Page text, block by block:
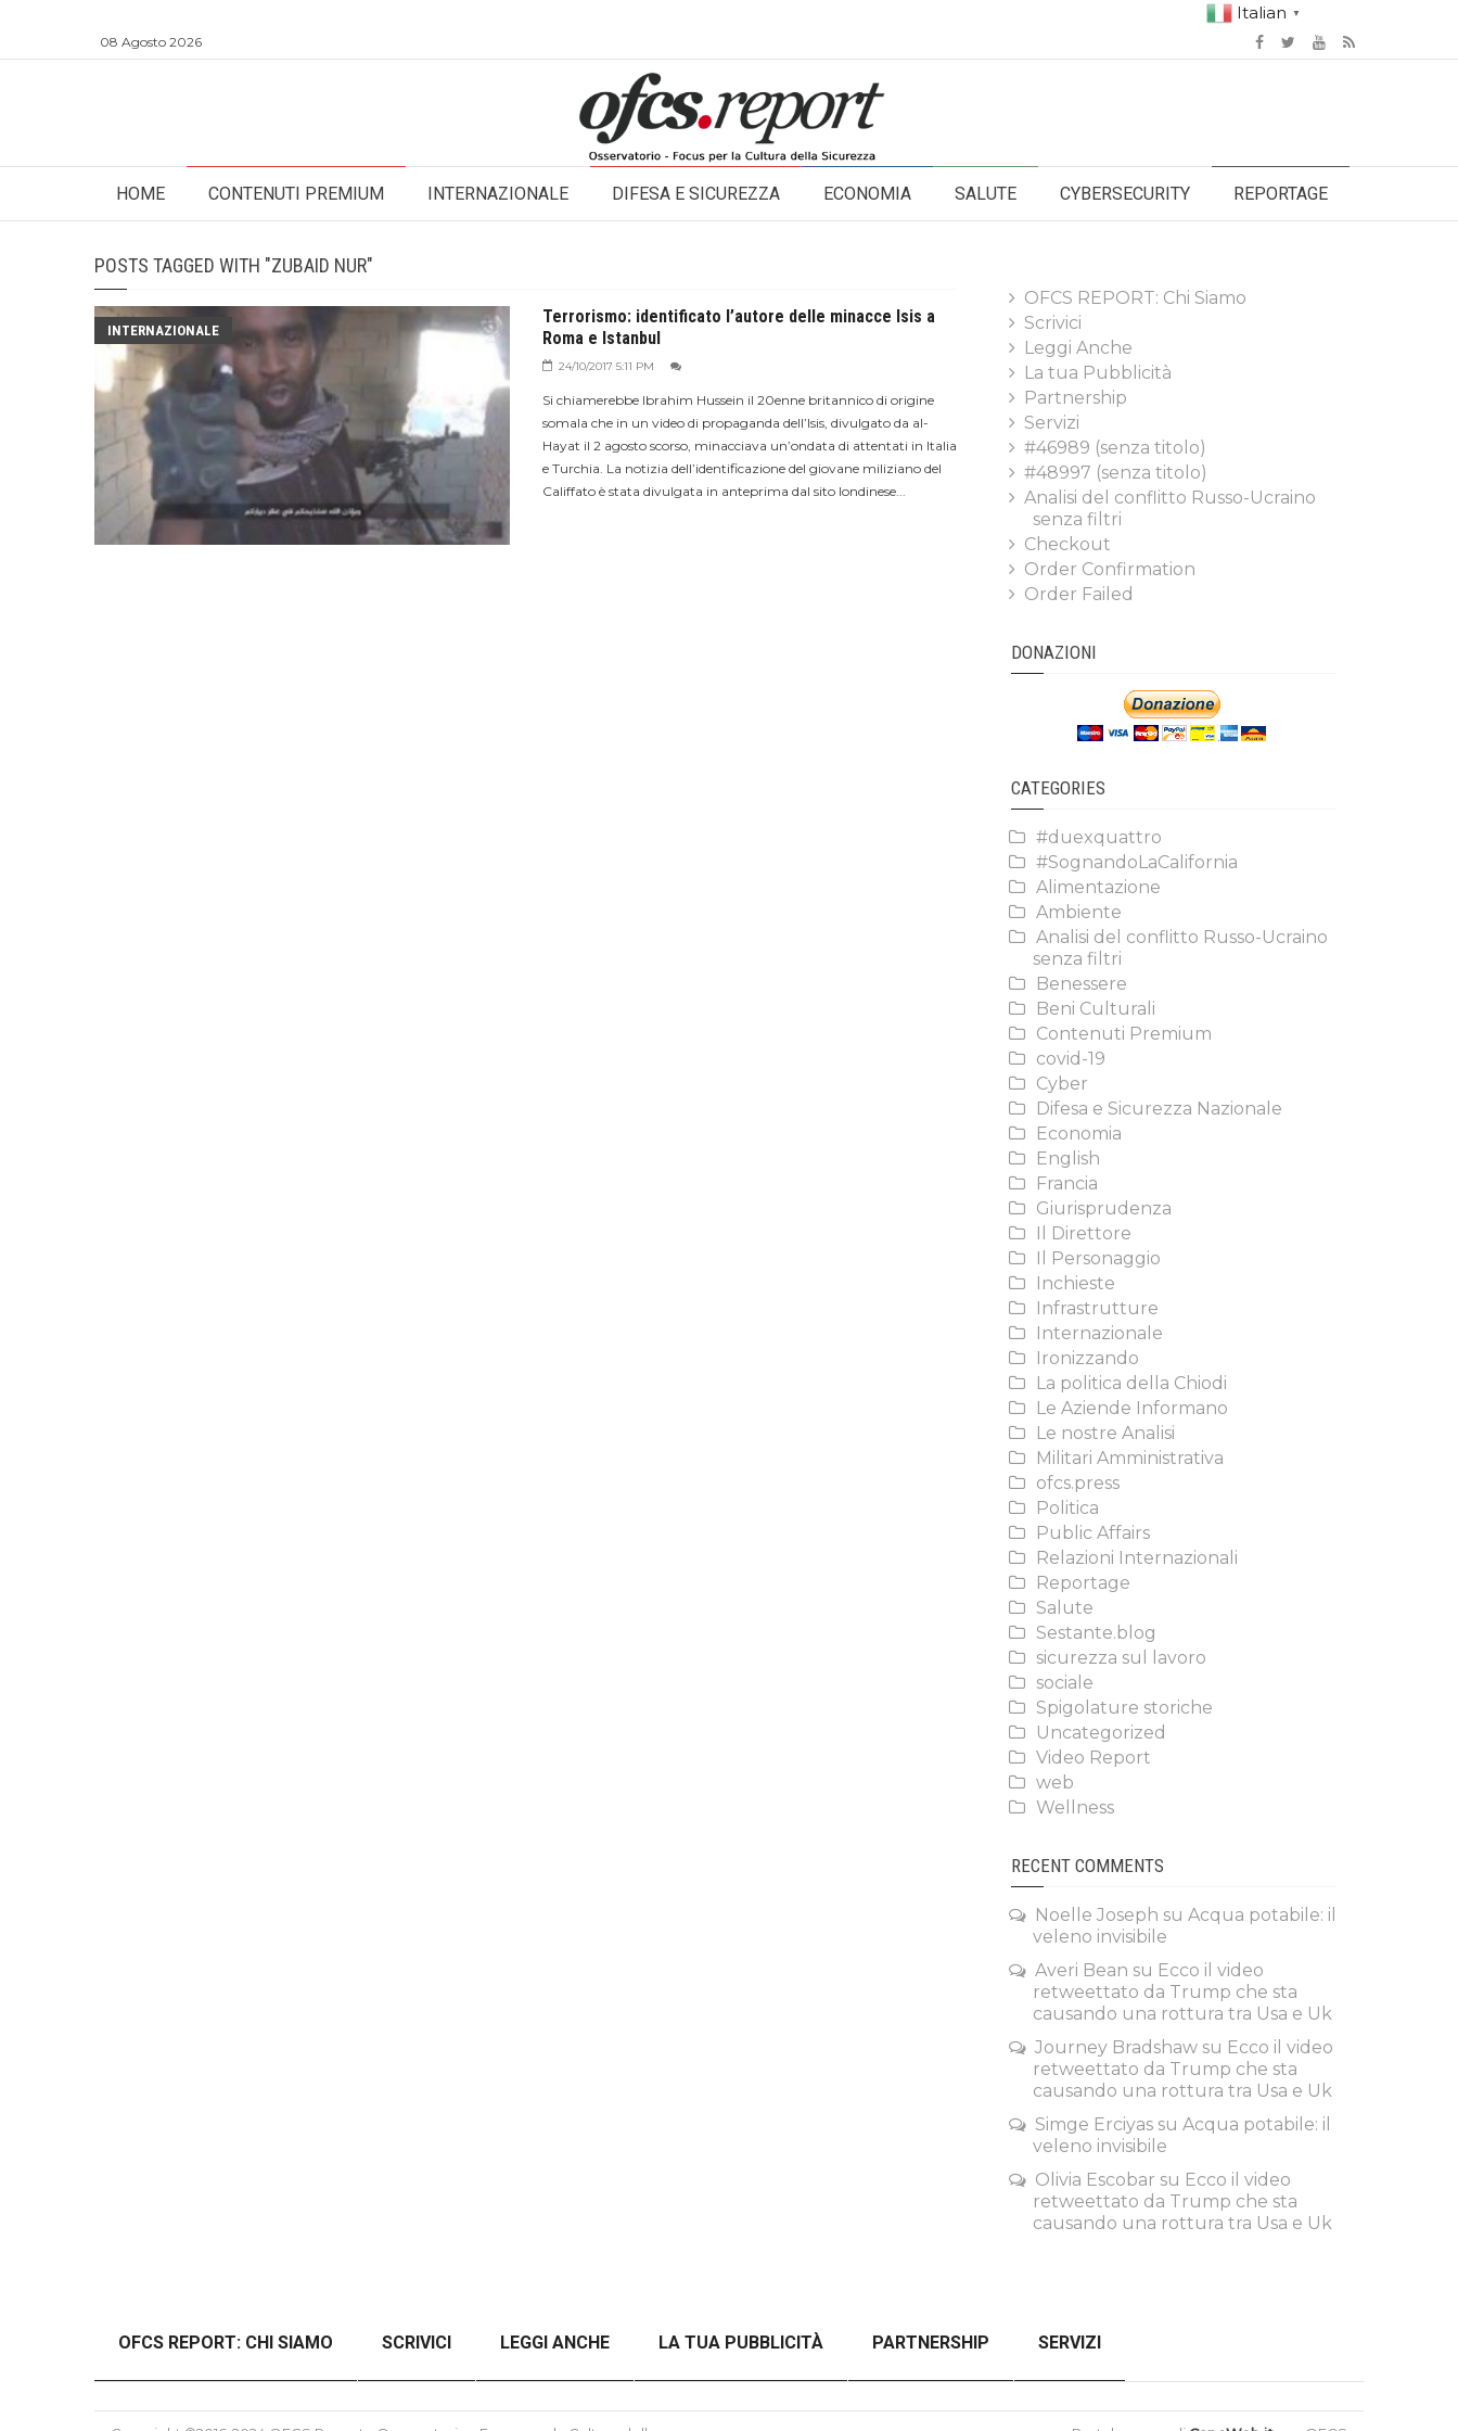
Italian ▼
08 Agosto 2026
HOME CONTENUTI PREMIUM INTERNAZIONALE DIFESA E SICUREZZA ECONOMIA SALUTE CYBERSECURITY REPORTAGE
POSTS TAGGED WITH "ZUBAID NUR"
INTERNAZIONALE
Terrorismo: identificato l’autore delle minacce Isis a
Roma e Istanbul
24/10/2017 5:11 PM
Si chiamerebbe Ibrahim Hussein il 20enne britannico di origine
somala che in un video di propaganda dell’Isis, divulgato da al-
Hayat il 2 agosto scorso, minacciava un’ondata di attentati in Italia
e Turchia. La notizia dell’identificazione del giovane miliziano del
Califfato è stata divulgata in anteprima dal sito londinese...
OFCS REPORT: Chi Siamo
Scrivici
Leggi Anche
La tua Pubblicità
Partnership
Servizi
#46989 (senza titolo)
#48997 (senza titolo)
Analisi del conflitto Russo-Ucraino
senza filtri
Checkout
Order Confirmation
Order Failed
DONAZIONI
CATEGORIES
#duexquattro
#SognandoLaCalifornia
Alimentazione
Ambiente
Analisi del conflitto Russo-Ucraino
senza filtri
Benessere
Beni Culturali
Contenuti Premium
covid-19
Cyber
Difesa e Sicurezza Nazionale
Economia
English
Francia
Giurisprudenza
Il Direttore
Il Personaggio
Inchieste
Infrastrutture
Internazionale
Ironizzando
La politica della Chiodi
Le Aziende Informano
Le nostre Analisi
Militari Amministrativa
ofcs.press
Politica
Public Affairs
Relazioni Internazionali
Reportage
Salute
Sestante.blog
sicurezza sul lavoro
sociale
Spigolature storiche
Uncategorized
Video Report
web
Wellness
RECENT COMMENTS
Noelle Joseph su Acqua potabile: il
veleno invisibile
Averi Bean su Ecco il video
retweettato da Trump che sta
causando una rottura tra Usa e Uk
Journey Bradshaw su Ecco il video
retweettato da Trump che sta
causando una rottura tra Usa e Uk
Simge Erciyas su Acqua potabile: il
veleno invisibile
Olivia Escobar su Ecco il video
retweettato da Trump che sta
causando una rottura tra Usa e Uk
OFCS REPORT: CHI SIAMO SCRIVICI LEGGI ANCHE LA TUA PUBBLICITÀ PARTNERSHIP SERVIZI
#46989 (SENZA TITOLO) #48997 (SENZA TITOLO) ANALISI DEL CONFLITTO RUSSO-UCRAINO SENZA FILTRI CHECKOUT